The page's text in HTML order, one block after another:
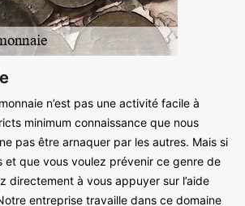
n’est pas une activité facile à
minimum connaissance que nous
pas être arnaquer par les autres. Mais si
et que vous voulez prévenir ce genre de
directement à vous appuyer sur l’aide
entreprise travaille dans ce domaine